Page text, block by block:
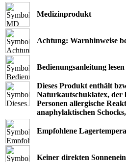
Medizinprodukt
Achtung: Warnhinweise
Bedienungsanleitung lesen
Dieses Produkt enthält
Naturkautschuklatex, der
Personen allergische
anaphylaktischen
Empfohlene
Keiner direkten